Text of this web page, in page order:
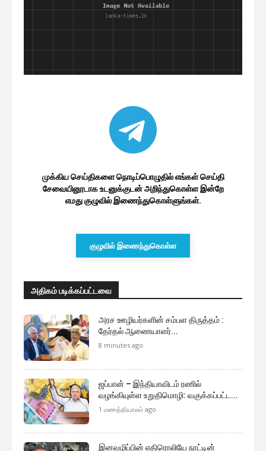
முக்கிய செய்திகளை நொடிப்பொழுதில் எங்கள் செய்தி
சேவையினூடாக உடனுக்குடன் அறிந்துகொள்ள இன்றே
எமது குழுவில் இணைந்துகொள்ளுங்கள்.
குழுவில் இணைந்துகொள்ள